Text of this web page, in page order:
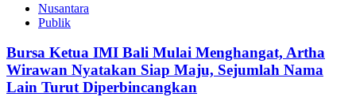
Nusantara
Publik
Bursa Ketua IMI Bali Mulai Menghangat, Artha
Wirawan Nyatakan Siap Maju, Sejumlah Nama
Lain Turut Diperbincangkan